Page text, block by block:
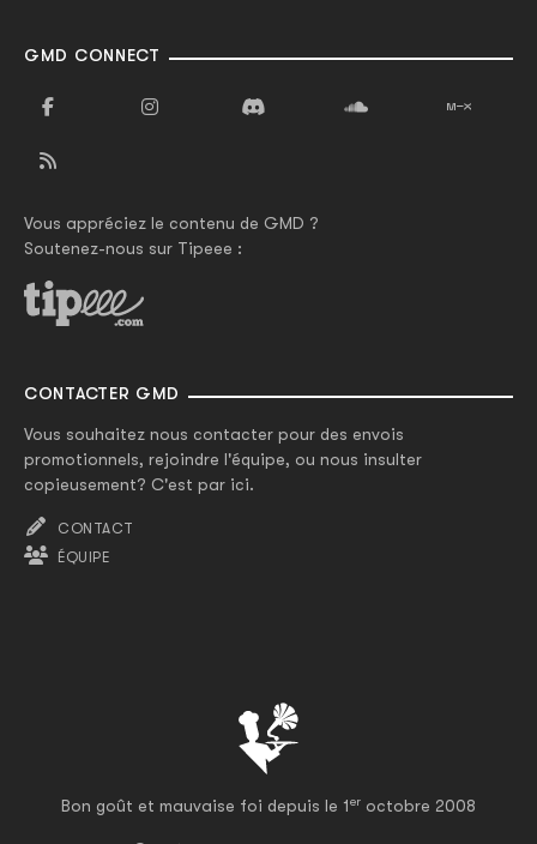
Bon goût et mauvaise foi depuis le 1er octobre 2008
GMD CONNECT
Vous appréciez le contenu de GMD ?
Soutenez-nous sur Tipeee :
CONTACTER GMD
Vous souhaitez nous contacter pour des envois
promotionnels, rejoindre l'équipe, ou nous insulter
copieusement? C'est par ici.
CONTACT
ÉQUIPE